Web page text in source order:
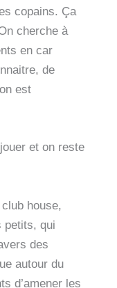
copains. Ça
cherche à
en car
de
est
et on reste
house,
petits, qui
des
autour du
d’amener les